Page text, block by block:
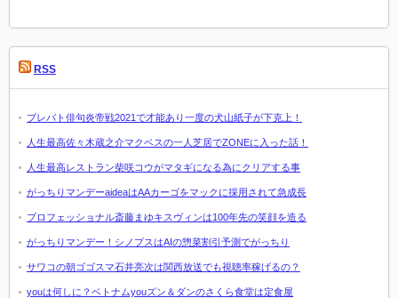
RSS
プレバト俳句炎帝戦2021で才能あり一度の犬山紙子が下克上！
人生最高佐々木蔵之介マクベスの一人芝居でZONEに入った話！
人生最高レストラン柴咲コウがマタギになる為にクリアする事
がっちりマンデーaideaはAAカーゴをマックに採用されて急成長
プロフェッショナル斎藤まゆキスヴィンは100年先の笑顔を造る
がっちりマンデー！シノプスはAIの惣菜割引予測でがっちり
サワコの朝ゴゴスマ石井亮次は関西放送でも視聴率稼げるの？
youは何しに？ベトナムyouズン＆ダンのさくら食堂は定食屋